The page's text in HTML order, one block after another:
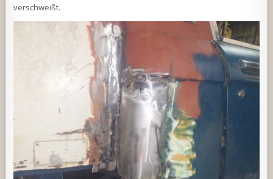
verschweißt.